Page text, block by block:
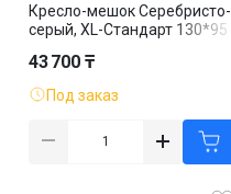
Кресло-мешок Серебристо-
серый, XL-Стандарт 130*95
чехол
43 700 ₸
Под заказ